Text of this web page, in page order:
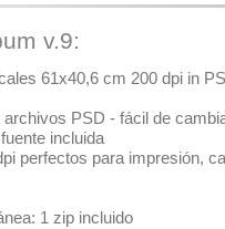
v.9:
61x40,6 cm 200 dpi in
archivos PSD - fácil de
incluida
perfectos para impresión,
1 zip incluido